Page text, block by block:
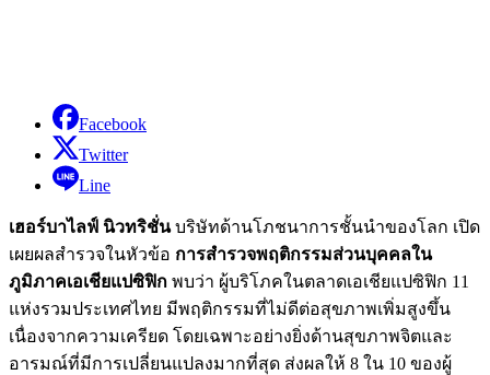
Facebook
Twitter
Line
เฮอร์บาไลฟ์ นิวทริชั่นบริษัทด้านโภชนาการชั้นนำของโลก เปิด
เผยผลสำรวจในหัวข้อ การสำรวจพฤติกรรมส่วนบุคคลใน
ภูมิภาคเอเชียแปซิฟิก พบว่า ผู้บริโภคในตลาดเอเชียแปซิฟิก 11
แห่งรวมประเทศไทย มีพฤติกรรมที่ไม่ดีต่อสุขภาพเพิ่มสูงขึ้น
เนื่องจากความเครียด โดยเฉพาะอย่างยิ่งด้านสุขภาพจิตและ
อารมณ์ที่มีการเปลี่ยนแปลงมากที่สุด ส่งผลให้ 8 ใน 10 ของผู้